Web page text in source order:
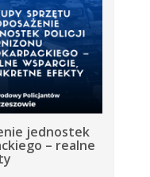
jednostek
– realne